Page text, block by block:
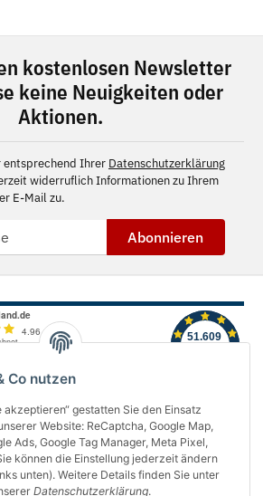
Co nutzen
akzeptieren“ gestatten Sie den Einsatz
Website: ReCaptcha, Google Map,
Ads, Google Tag Manager, Meta Pixel,
können die Einstellung jederzeit ändern
unten). Weitere Details finden Sie unter
Datenschutzerklärung.
kostenlosen Newsletter
keine Neuigkeiten oder
Aktionen.
entsprechend Ihrer Datenschutzerklärung
widerruflich Informationen zu Ihrem
E-Mail zu.
Abonnieren